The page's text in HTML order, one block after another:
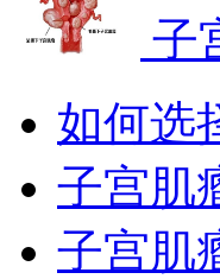
子
如何选
子宫肌
子宫肌